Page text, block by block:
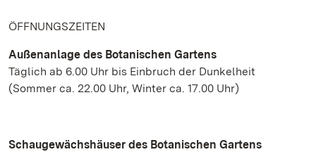
ÖFFNUNGSZEITEN
Außenanlage des Botanischen Gartens
Täglich ab 6.00 Uhr bis Einbruch der Dunkelheit
(Sommer ca. 22.00 Uhr, Winter ca. 17.00 Uhr)
Schaugewächshäuser des Botanischen Gartens